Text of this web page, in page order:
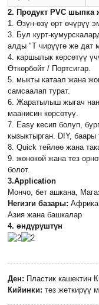
2. Продукт PVC шыпка
1. Өзүн-өзү өрт өчүрүү
3. Бул курт-
алды "Т чирүүгө же дат
4. каршылык көрсөтүү
Өткөрбөйт / Портсигар.
5. мыкты катаал жана
самсаалап турат.
6. Жаратылыш жыгач
маанисин көрсөтүү.
7. Easy кесип болуп,
кызыктырган. DIY, баары
8. Quick тейлөө жана
9. жөнөкөй жана тез
болот.
3.Application
Мончо, бет ашкана,
Негизги базары:
Азия жана башкалар
4. өндүрүштүн
Ден: Пластик кашектин
Кийинки:тез жеткирүү